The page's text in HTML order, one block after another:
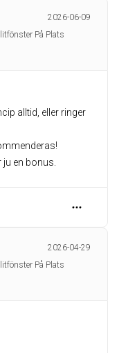
2026-06-09
På Plats
alltid, eller ringer
en bonus.
2026-04-29
På Plats